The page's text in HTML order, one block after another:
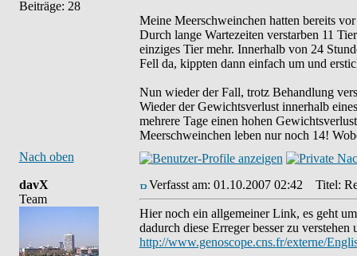
Beiträge: 28
Meine Meerschweinchen hatten bereits
Durch lange Wartezeiten verstarben 11
einziges Tier mehr. Innerhalb von 24
Fell da, kippten dann einfach um und
Nun wieder der Fall, trotz Behandlung
Wieder der Gewichtsverlust innerhalb
mehrere Tage einen hohen
Meerschweinchen leben nur noch 14!
Nach oben
davX
Team
Verfasst am: 01.10.2007 02:42 Titel:
Hier noch ein allgemeiner Link, es geht
dadurch diese Erreger besser zu
http://www.genoscope.cns.fr/externe/